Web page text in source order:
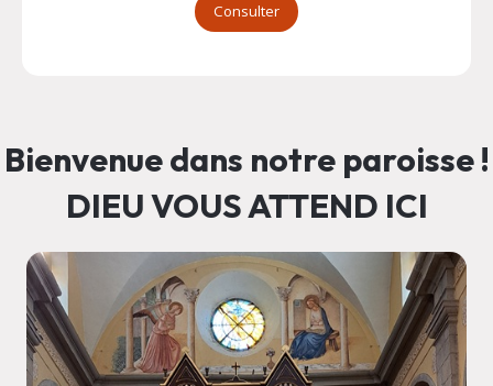
Consulter
Bienvenue dans notre paroisse !
DIEU VOUS ATTEND ICI